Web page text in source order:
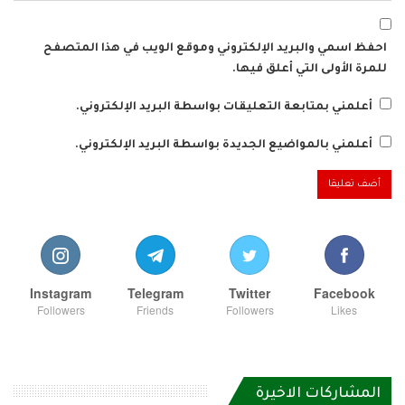
احفظ اسمي والبريد الإلكتروني وموقع الويب في هذا المتصفح
للمرة الأولى التي أعلق فيها.
أعلمني بمتابعة التعليقات بواسطة البريد الإلكتروني.
أعلمني بالمواضيع الجديدة بواسطة البريد الإلكتروني.
Facebook
Likes
Twitter
Followers
Telegram
Friends
Instagram
Followers
المشاركات الاخيرة